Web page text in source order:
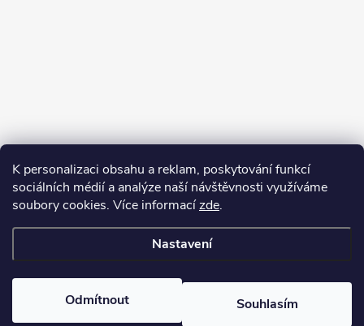
K personalizaci obsahu a reklam, poskytování funkcí
sociálních médií a analýze naší návštěvnosti využíváme
soubory cookies. Více informacízde.
Nastavení
Odmítnout Souhlasím
cookies